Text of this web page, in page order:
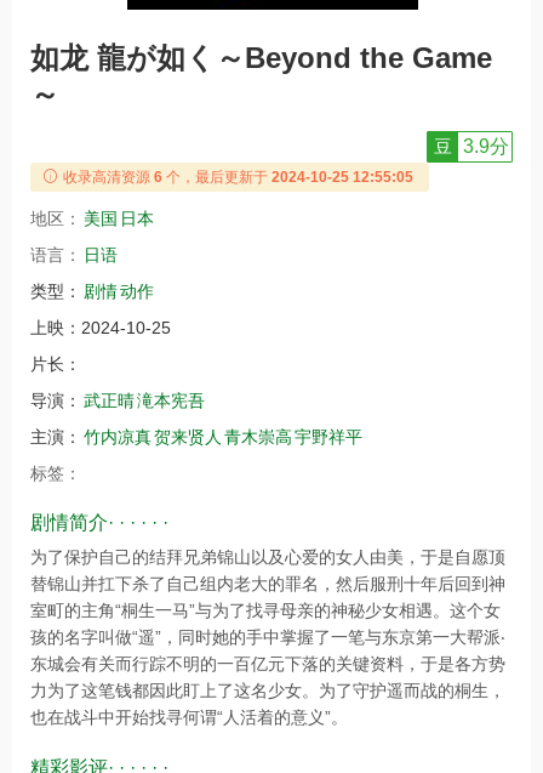
如龙 龍が如く～Beyond the Game
～
豆 3.9分
收录高清资源 6 个，最后更新于 2024-10-25 12:55:05
地区： 美国 日本
语言：
日语
类型： 剧情动作
上映： 2024-10-25
片长：
导演： 武正晴滝本宪吾
主演： 竹内凉真贺来贤人 青木崇高宇野祥平
标签：
剧情简介· · · · · ·
为了保护自己的结拜兄弟锦山以及心爱的女人由美，于是自愿顶
替锦山并扛下杀了自己组内老大的罪名，然后服刑十年后回到神
室町的主角“桐生一马”与为了找寻母亲的神秘少女相遇。这个女
孩的名字叫做“遥”，同时她的手中掌握了一笔与东京第一大帮派‧
东城会有关而行踪不明的一百亿元下落的关键资料，于是各方势
力为了这笔钱都因此盯上了这名少女。为了守护遥而战的桐生，
也在战斗中开始找寻何谓“人活着的意义”。
精彩影评· · · · · ·